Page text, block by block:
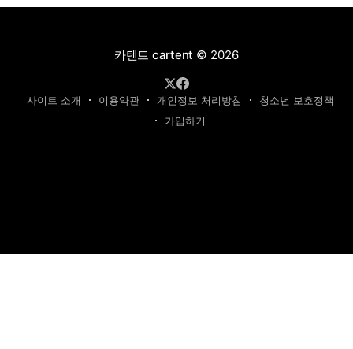
카텐트 cartent © 2026
사이트 소개 이용약관 개인정보 처리방침
청소년 보호정책
가입하기